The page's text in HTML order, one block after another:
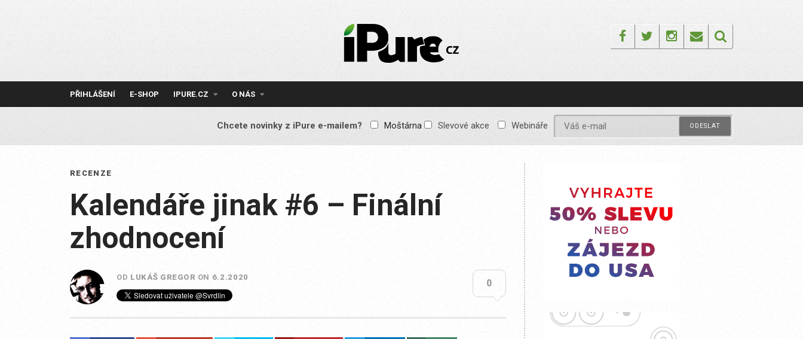
IPURE.CZ
Prémiový Apple e-
reklamy, žádné
obsah pro všechny
FacebookTwitterInstagram
Email
PŘIHLÁŠENÍ E-SHOP IPURE.CZ O NÁS
Chcete novinky z iPure e-mailem? Moštárna Slevové akce Webináře
RECENZE
Kalendáře jinak #6 – Finální
zhodnocení
OD LUKÁŠ GREGOR ON 6.2.2020
0